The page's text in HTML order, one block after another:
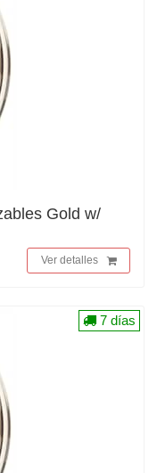
Gold w/
Ver detalles
7 días